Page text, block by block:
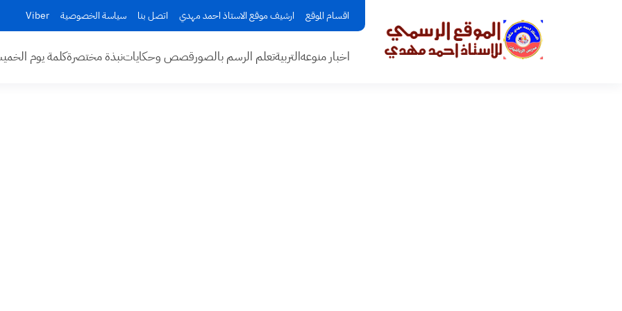
اقسام الموقع ارشيف موقع الاستاذ احمد مهدي اتصل بنا سياسة الخصوصية Viber
اخبار منوعهالتربيةتعلم الرسم بالصورقصص وحكاياتنبذة مختصرةكلمة يوم